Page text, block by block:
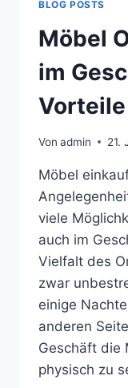
BLOG POSTS
Möbel
im
Von admin 21.
Möbel
viele
auch im
Vielfalt des
zwar
einige
anderen
Geschäft die
physisch zu